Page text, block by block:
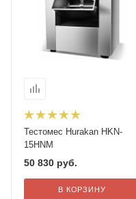
Тестомес Hurakan HKN-
15HNM
50 830 руб.
В КОРЗИНУ